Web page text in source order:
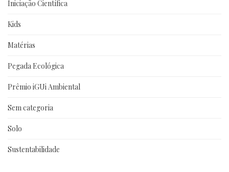
Iniciação Científica
Kids
Matérias
Pegada Ecológica
Prêmio iGUi Ambiental
Sem categoria
Solo
Sustentabilidade